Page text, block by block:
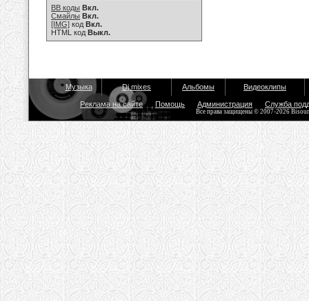
BB коды Вкл.
Смайлы Вкл.
[IMG] код Вкл.
HTML код Выкл.
Музыка Dj mixes Альбомы Видеоклипы
Реклама на сайте Помощь Администрация Служба
Все права защищены © 2007-2026